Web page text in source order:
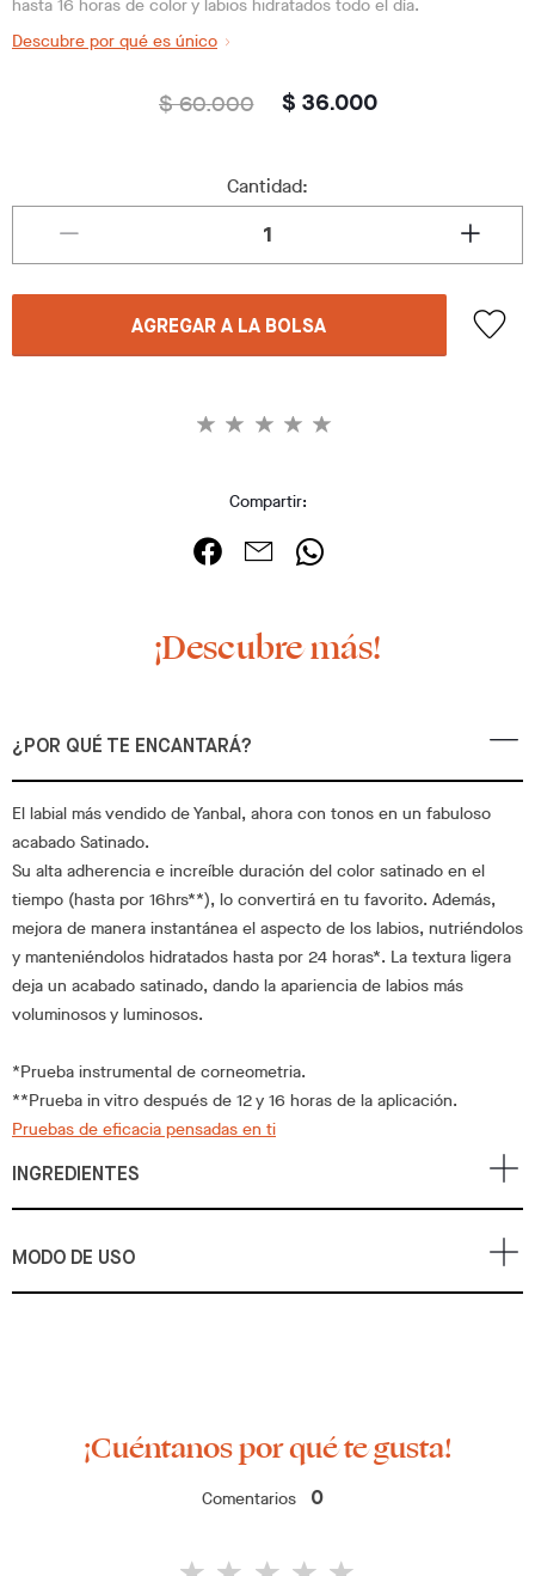
hasta 16 horas de color y labios hidratados todo el día.
Descubre por qué es único
$ 60.000 $ 36.000
Cantidad:
AGREGAR A LA BOLSA
Compartir:
¡Descubre más!
¿POR QUÉ TE ENCANTARÁ?
El labial más vendido de Yanbal, ahora con tonos en un fabuloso
acabado Satinado.
Su alta adherencia e increíble duración del color satinado en el
tiempo (hasta por 16hrs**), lo convertirá en tu favorito. Además,
mejora de manera instantánea el aspecto de los labios, nutriéndolos
y manteniéndolos hidratados hasta por 24 horas*. La textura ligera
deja un acabado satinado, dando la apariencia de labios más
voluminosos y luminosos.
*Prueba instrumental de corneometria.
**Prueba in vitro después de 12 y 16 horas de la aplicación.
Pruebas de eficacia pensadas en ti
INGREDIENTES
MODO DE USO
¡Cuéntanos por qué te gusta!
Comentarios 0